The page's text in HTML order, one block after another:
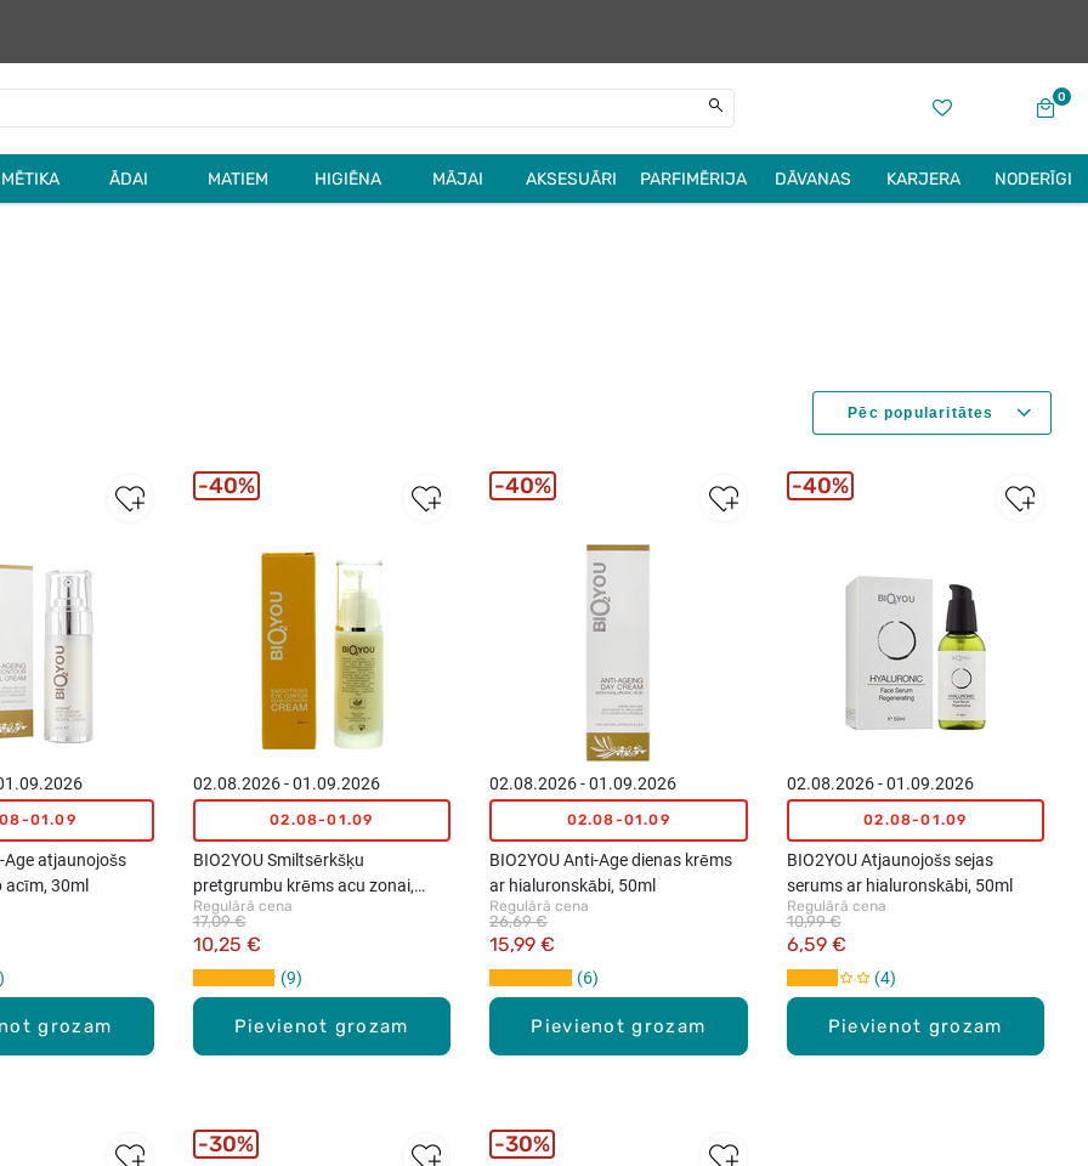
0
ĀDAI MATIEM HIGIĒNA MĀJAI AKSESUĀRI PARFIMĒRIJA DĀVANAS KARJERA NODERĪGI
grozam
01.09
Age atjaunojošs
acīm, 30ml
Pievienot grozam
02.08.2026 - 01.09.2026
02.08-01.09
BIO2YOU Smiltsērkšķu
pretgrumbu krēms acu zonai,
30ml
Regulārā cena
10,25 €
17,09 €
9
40%
Pievienot grozam
02.08.2026 - 01.09.2026
02.08-01.09
BIO2YOU Anti-Age dienas krēms
ar hialuronskābi, 50ml
Regulārā cena
15,99 €
26,69 €
6
40%
Pievienot grozam
02.08.2026 - 01.09.2026
02.08-01.09
BIO2YOU Atjaunojošs sejas
serums ar hialuronskābi, 50ml
Regulārā cena
6,59 €
10,99 €
4
40%
30% 30%